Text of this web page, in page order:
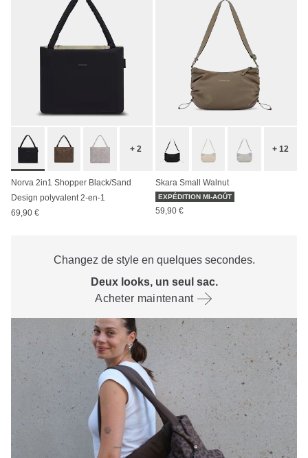
+ 2
Norva 2in1 Shopper Black/Sand
Design polyvalent 2-en-1
69,90 €
+ 12
Skara Small Walnut
EXPÉDITION MI-AOÛT
59,90 €
Changez de style en quelques secondes.
Deux looks, un seul sac.
Acheter maintenant